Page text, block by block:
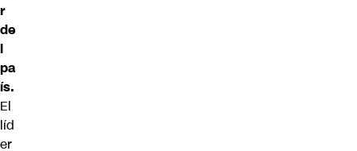
r
de
l
pa
ís.
El
líd
er